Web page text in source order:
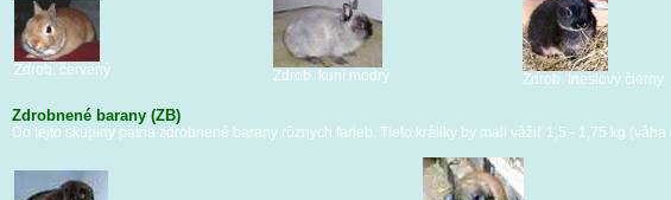
Zdrob. červený Zdrob. kuní modrý Zdrob. trieslový čierny
Zdrobnené barany (ZB)
Do tejto skupiny patria zdrobnené barany rôznych farieb. Tieto králiky by mali vážiť 1,5 - 1,75 kg